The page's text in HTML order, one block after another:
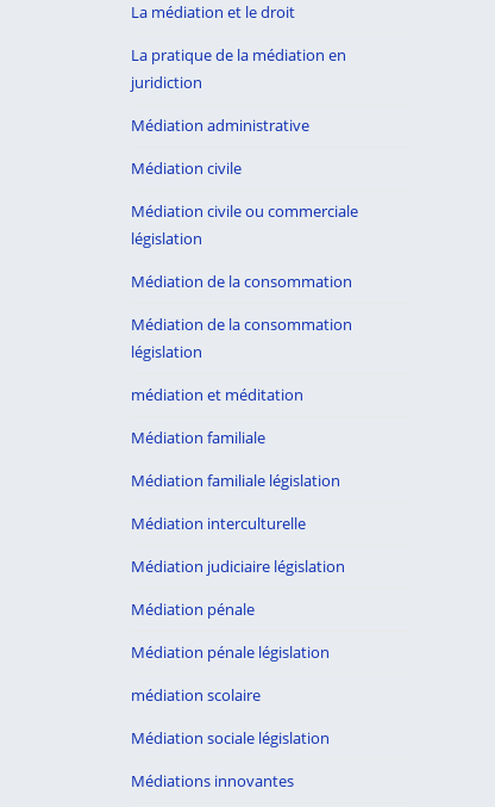
La médiation et le droit
La pratique de la médiation en
juridiction
Médiation administrative
Médiation civile
Médiation civile ou commerciale
législation
Médiation de la consommation
Médiation de la consommation
législation
médiation et méditation
Médiation familiale
Médiation familiale législation
Médiation interculturelle
Médiation judiciaire législation
Médiation pénale
Médiation pénale législation
médiation scolaire
Médiation sociale législation
Médiations innovantes